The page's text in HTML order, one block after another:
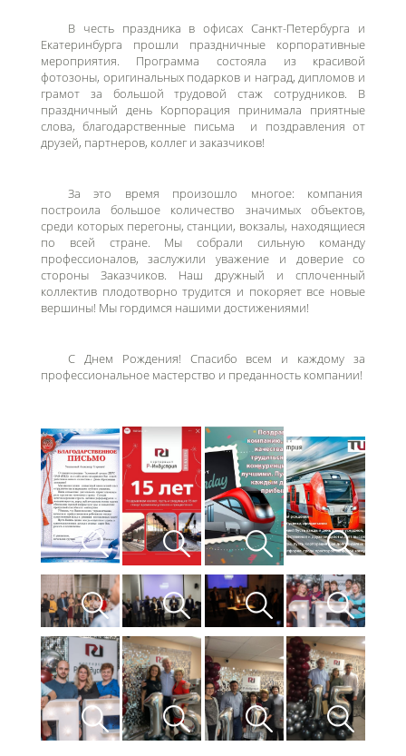
В честь праздника в офисах Санкт-Петербурга и
Екатеринбурга прошли праздничные корпоративные
мероприятия. Программа состояла из красивой
фотозоны, оригинальных подарков и наград, дипломов и
грамот за большой трудовой стаж сотрудников. В
праздничный день Корпорация принимала приятные
слова, благодарственные письма и поздравления от
друзей, партнеров, коллег и заказчиков!
За это время произошло многое: компания
построила большое количество значимых объектов,
среди которых перегоны, станции, вокзалы, находящиеся
по всей стране. Мы собрали сильную команду
профессионалов, заслужили уважение и доверие со
стороны Заказчиков. Наш дружный и сплоченный
коллектив плодотворно трудится и покоряет все новые
вершины! Мы гордимся нашими достижениями!
С Днем Рождения! Спасибо всем и каждому за
профессиональное мастерство и преданность компании!